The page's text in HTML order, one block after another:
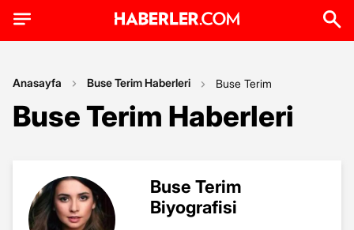
Anasayfa Buse Terim Haberleri Buse Terim
Buse Terim Haberleri
Buse Terim
Biyografisi